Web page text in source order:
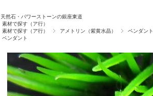
天然石・パワーストーンの銀座東道
素材で探す（ア行）
素材で探す（ア行）
アメトリン（紫黄水晶）
ペンダント
ペンダント